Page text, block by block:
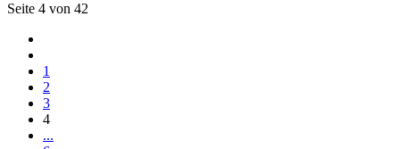
Seite 4 von 42
1
2
3
4
...